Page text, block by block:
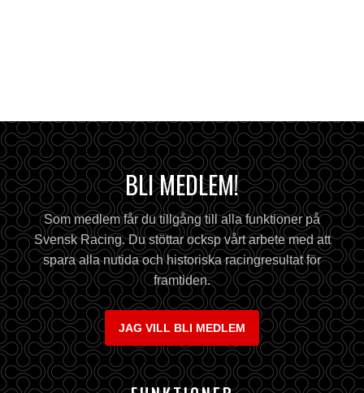
BLI MEDLEM!
Som medlem får du tillgång till alla funktioner på
Svensk Racing. Du stöttar ocksp vårt arbete med att
spara alla nutida och historiska racingresultat för
framtiden.
JAG VILL BLI MEDLEM